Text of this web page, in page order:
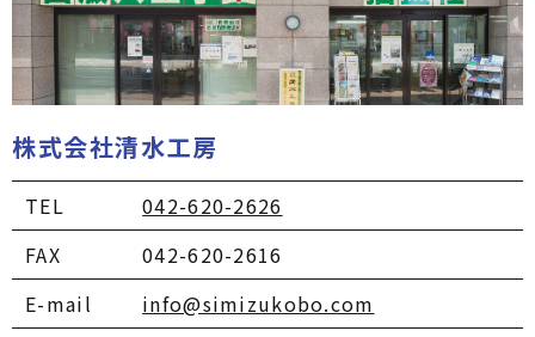
株式会社清水工房
TEL
042-620-2626
FAX
042-620-2616
E-mail
info@simizukobo.com